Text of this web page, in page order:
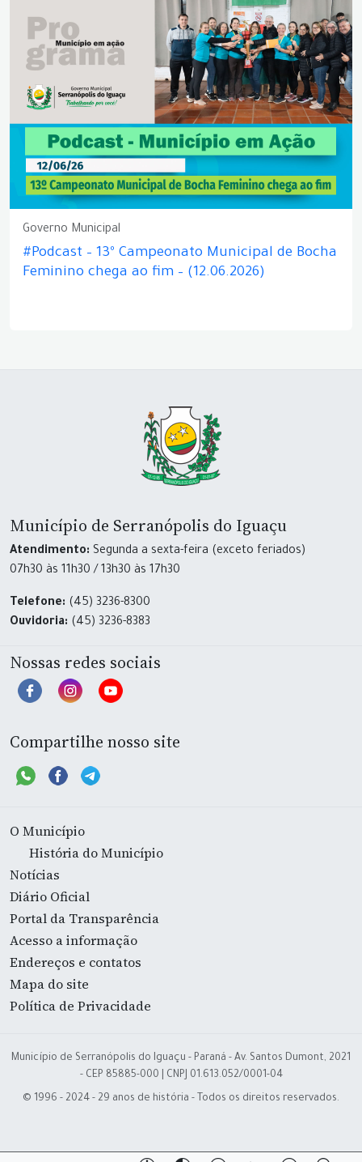
Governo Municipal
#Podcast – 13º Campeonato Municipal de Bocha
Feminino chega ao fim – (12.06.2026)
Município de Serranópolis do Iguaçu
Atendimento: Segunda a sexta-feira (exceto feriados)
07h30 às 11h30 / 13h30 às 17h30
Telefone: (45) 3236-8300
Ouvidoria: (45) 3236-8383
Nossas redes sociais
Compartilhe nosso site
O Município
História do Município
Notícias
Diário Oficial
Portal da Transparência
Acesso a informação
Endereços e contatos
Mapa do site
Política de Privacidade
Município de Serranópolis do Iguaçu - Paraná - Av. Santos Dumont, 2021
- CEP 85885-000 | CNPJ 01.613.052/0001-04
© 1996 - 2024 - 29 anos de história - Todos os direitos reservados.